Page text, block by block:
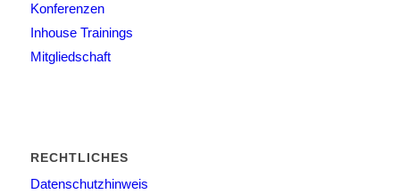
Konferenzen
Inhouse Trainings
Mitgliedschaft
RECHTLICHES
Datenschutzhinweis